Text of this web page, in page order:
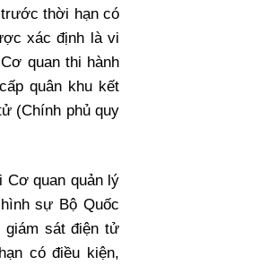
thời hạn có
xác định là vi
quan thi hành
quân khu kết
(Chính phủ quy
Cơ quan quản lý
sự Bộ Quốc
sát điện tử
có điều kiện,